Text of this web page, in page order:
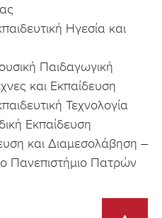
Ηγεσία και
Παιδαγωγική
και Εκπαίδευση
Τεχνολογία
Εκπαίδευση
και Διαμεσολάβηση –
Πανεπιστήμιο Πατρών